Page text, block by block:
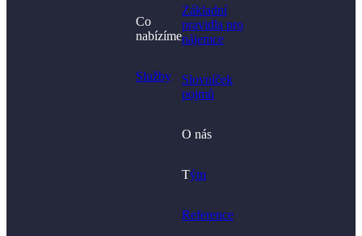
Co
nabízíme
Služby
Základní
pravidla pro
nájemce
Slovníček
pojmů
O nás
Tým
Reference